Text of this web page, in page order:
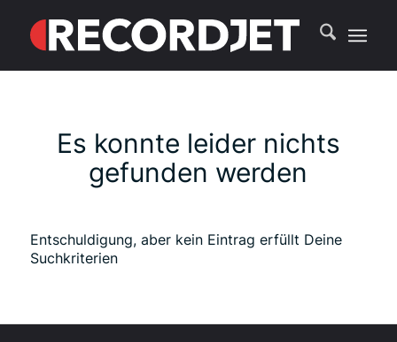
Es konnte leider nichts
gefunden werden
Entschuldigung, aber kein Eintrag erfüllt Deine
Suchkriterien